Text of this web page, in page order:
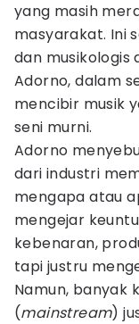
yang masih
masyarakat. Ini
dan musikologis
Adorno, dalam
mencibir musik
seni murni.
Adorno
dari industri
mengapa atau
mengejar
kebenaran,
tapi justru
Namun, banyak
(mainstream)